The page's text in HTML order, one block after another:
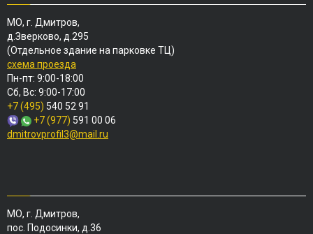
МО, г. Дмитров,
д.Зверково, д.295
(Отдельное здание на парковке ТЦ)
схема проезда
Пн-пт: 9:00-18:00
Сб, Вс: 9:00-17:00
+7 (495) 540 52 91
+7 (977) 591 00 06
dmitrovprofil3@mail.ru
МО, г. Дмитров,
пос. Подосинки, д.36